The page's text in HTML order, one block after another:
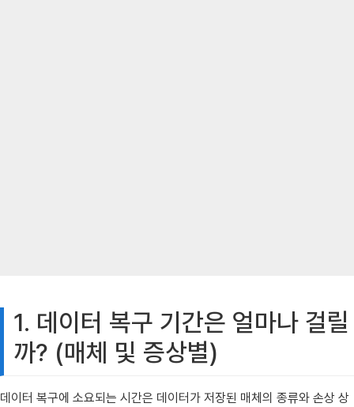
1. 데이터 복구 기간은 얼마나 걸릴
까? (매체 및 증상별)
데이터 복구에 소요되는 시간은 데이터가 저장된 매체의 종류와 손상 상